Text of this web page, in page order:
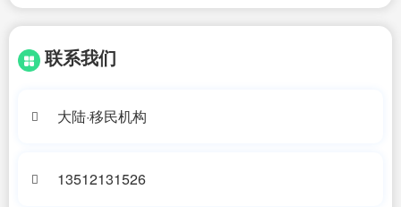
联系我们
大陆·移民机构
13512131526